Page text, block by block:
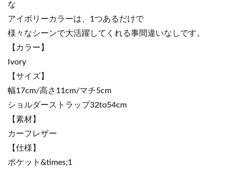
な
アイボリーカラーは、1つあるだけで
様々なシーンで大活躍してくれる事間違いなしです。
【カラー】
Ivory
【サイズ】
幅17cm/高さ11cm/マチ5cm
ショルダーストラップ32to54cm
【素材】
カーフレザー
【仕様】
ポケット&times;1